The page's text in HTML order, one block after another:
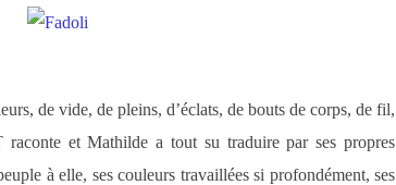
de vide, de pleins, d’éclats, de bouts de corps, de fil,
et Mathilde a tout su traduire par ses propres
à elle, ses couleurs travaillées si profondément, ses